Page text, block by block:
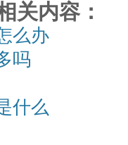
关内容：
么办
吗
什么